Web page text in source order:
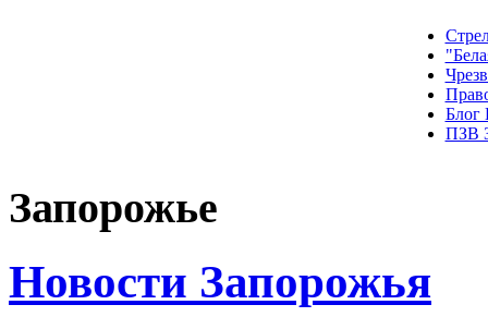
Блог
ПЗВ
Запорожье
Новости Запорожья